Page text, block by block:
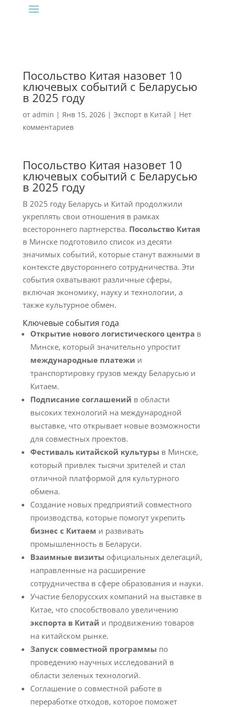
Посольство Китая назовет 10
ключевых событий с Беларусью
в 2025 году
от admin | Янв 15, 2026| Экспорт в Китай | Нет
комментариев
Посольство Китая назовет 10
ключевых событий с Беларусью
в 2025 году
В 2025 году Беларусь и Китай продолжили
укреплять свои отношения в рамках
всестороннего партнерства. Посольство Китая
в Минске подготовило список из десяти
значимых событий, которые станут важными в
контексте двустороннего сотрудничества. Эти
события охватывают различные сферы,
включая экономику, науку и технологии, а
также культурное обмен.
Ключевые события года
Открытие нового логистического центра в
Минске, который значительно упростит
международные платежи и
транспортировку грузов между Беларусью и
Китаем.
Подписание соглашений в области
высоких технологий на международной
выставке, что открывает новые возможности
для совместных проектов.
Фестиваль китайской культуры в Минске,
который привлек тысячи зрителей и стал
отличной платформой для культурного
обмена.
Создание новых предприятий совместного
производства, которые помогут укрепить
бизнес с Китаем и развивать
промышленность в Беларуси.
Взаимные визиты официальных делегаций,
направленные на расширение
сотрудничества в сфере образования и науки.
Участие белорусских компаний на выставке в
Китае, что способствовало увеличению
экспорта в Китай и продвижению товаров
на китайском рынке.
Запуск совместной программы по
проведению научных исследований в
области зеленых технологий.
Соглашение о совместной работе в
переработке отходов, которое поможет